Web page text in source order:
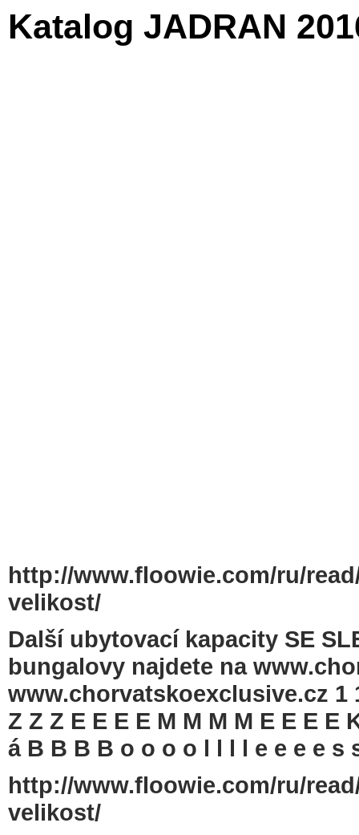
Katalog JADRAN
http://www.floowie.com/ru/
velikost/
Další ubytovací kapacity SE
bungalovy najdete na
www.chorvatskoexclusive.cz 1
Z Z Z E E E E M M M M E E E
á B B B B o o o o l l l l e e e e s
http://www.floowie.com/ru/
velikost/